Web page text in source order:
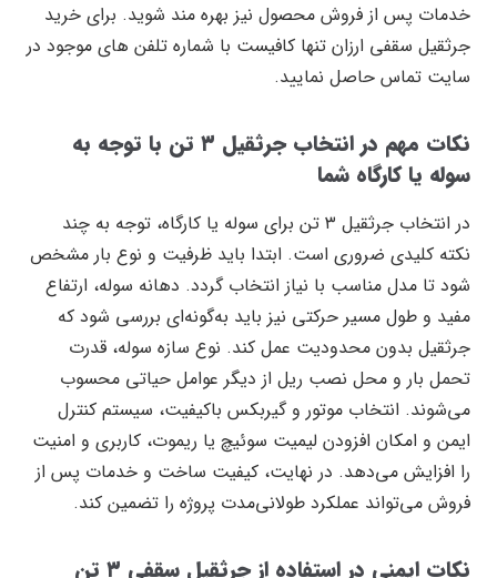
خدمات پس از فروش محصول نیز بهره مند شوید. برای خرید
جرثقیل سقفی ارزان تنها کافیست با شماره تلفن های موجود در
سایت تماس حاصل نمایید.
نکات مهم در انتخاب جرثقیل ۳ تن با توجه به
سوله یا کارگاه شما
در انتخاب جرثقیل ۳ تن برای سوله یا کارگاه، توجه به چند
نکته کلیدی ضروری است. ابتدا باید ظرفیت و نوع بار مشخص
شود تا مدل مناسب با نیاز انتخاب گردد. دهانه سوله، ارتفاع
مفید و طول مسیر حرکتی نیز باید به‌گونه‌ای بررسی شود که
جرثقیل بدون محدودیت عمل کند. نوع سازه سوله، قدرت
تحمل بار و محل نصب ریل از دیگر عوامل حیاتی محسوب
می‌شوند. انتخاب موتور و گیربکس باکیفیت، سیستم کنترل
ایمن و امکان افزودن لیمیت سوئیچ یا ریموت، کاربری و امنیت
را افزایش می‌دهد. در نهایت، کیفیت ساخت و خدمات پس از
فروش می‌تواند عملکرد طولانی‌مدت پروژه را تضمین کند.
نکات ایمنی در استفاده از جرثقیل سقفی ۳ تن